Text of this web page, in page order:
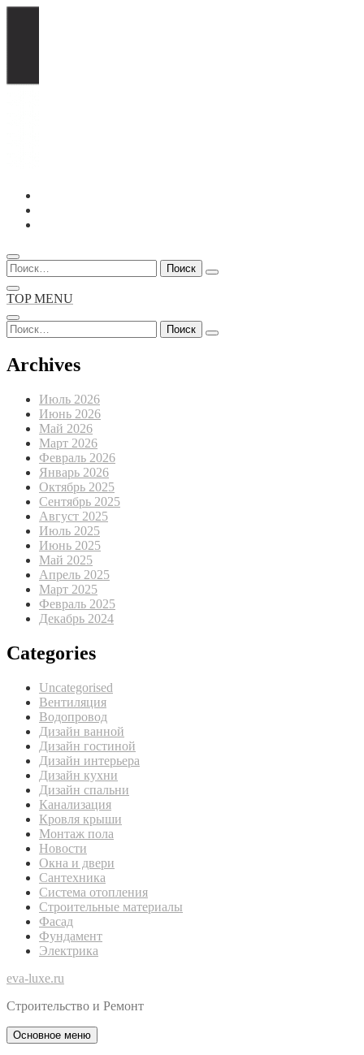
Перейти
содержимому
Найти:
TOP MENU
Найти:
Archives
Июль 2026
Июнь 2026
Май 2026
Март 2026
Февраль 2026
Январь 2026
Октябрь 2025
Сентябрь 2025
Август 2025
Июль 2025
Июнь 2025
Май 2025
Апрель 2025
Март 2025
Февраль 2025
Декабрь 2024
Categories
Uncategorised
Вентиляция
Водопровод
Дизайн ванной
Дизайн гостиной
Дизайн интерьера
Дизайн кухни
Дизайн спальни
Канализация
Кровля крыши
Монтаж пола
Новости
Окна и двери
Сантехника
Система отопления
Строительные материалы
Фасад
Фундамент
Электрика
eva-luxe.ru
Строительство и Ремонт
Основное меню